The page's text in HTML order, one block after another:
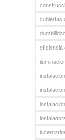
cubiertas
eficiencia
instalación